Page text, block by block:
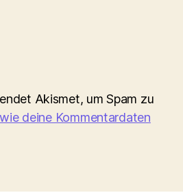
Akismet, um Spam zu
deine Kommentardaten